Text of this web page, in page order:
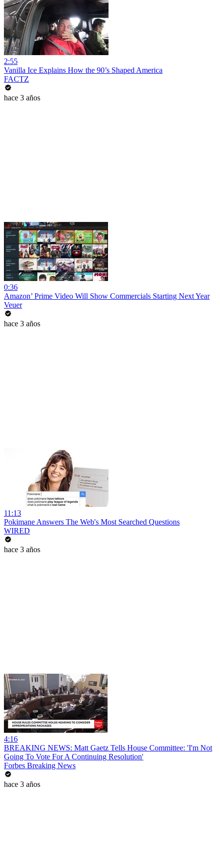
2:55
Vanilla Ice Explains How the 90’s Shaped America
FACTZ
hace 3 años
0:36
Amazon’ Prime Video Will Show Commercials Starting Next Year
Veuer
hace 3 años
11:13
Pokimane Answers The Web's Most Searched Questions
WIRED
hace 3 años
4:16
BREAKING NEWS: Matt Gaetz Tells House Committee: 'I'm Not
Going To Vote For A Continuing Resolution'
Forbes Breaking News
hace 3 años